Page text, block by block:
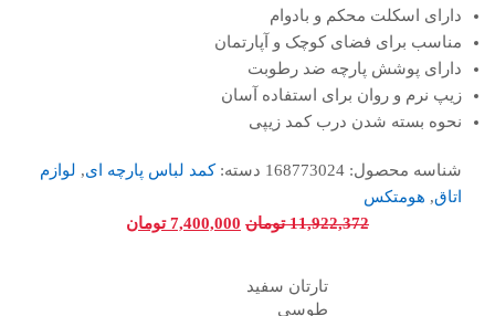
دارای اسکلت محکم و بادوام
مناسب برای فضای کوچک و آپارتمان
دارای پوشش پارچه ضد رطوبت
زیپ نرم و روان برای استفاده آسان
نحوه بسته شدن درب کمد زیپی
شناسه محصول: 168773024 دسته: کمد لباس پارچه ای, لوازم
اتاق, هومتکس
11,922,372 تومان 7,400,000 تومان
تارتان سفید
طوسی